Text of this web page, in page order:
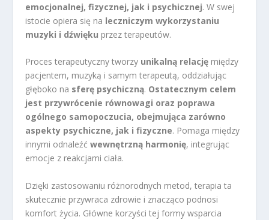
emocjonalnej, fizycznej, jak i psychicznej. W swej
istocie opiera się na leczniczym wykorzystaniu
muzyki i dźwięku przez terapeutów.
Proces terapeutyczny tworzy unikalną relację między
pacjentem, muzyką i samym terapeutą, oddziałując
głęboko na sferę psychiczną. Ostatecznym celem
jest przywrócenie równowagi oraz poprawa
ogólnego samopoczucia, obejmująca zarówno
aspekty psychiczne, jak i fizyczne. Pomaga między
innymi odnaleźćwewnętrzną harmonię, integrując
emocje z reakcjami ciała.
Dzięki zastosowaniu różnorodnych metod, terapia ta
skutecznie przywraca zdrowie i znacząco podnosi
komfort życia. Główne korzyści tej formy wsparcia